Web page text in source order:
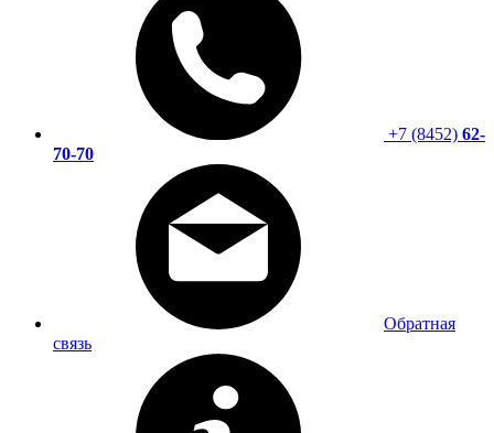
+7 (8452) 62-
70-70
Обратная
связь